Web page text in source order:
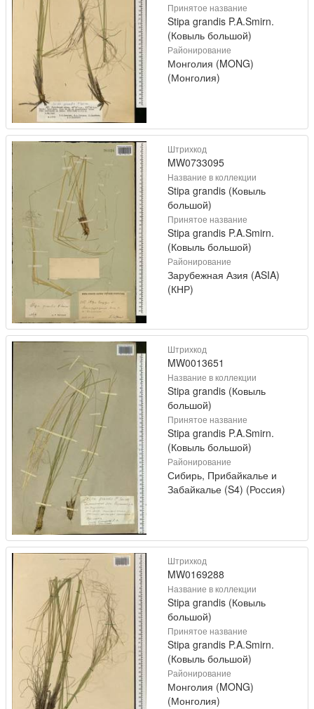
Принятое название
Stipa grandis P.A.Smirn.
(Ковыль большой)
Районирование
Монголия (MONG)
(Монголия)
Штрихкод
MW0733095
Название в коллекции
Stipa grandis (Ковыль
большой)
Принятое название
Stipa grandis P.A.Smirn.
(Ковыль большой)
Районирование
Зарубежная Азия (ASIA)
(КНР)
Штрихкод
MW0013651
Название в коллекции
Stipa grandis (Ковыль
большой)
Принятое название
Stipa grandis P.A.Smirn.
(Ковыль большой)
Районирование
Сибирь, Прибайкалье и
Забайкалье (S4) (Россия)
Штрихкод
MW0169288
Название в коллекции
Stipa grandis (Ковыль
большой)
Принятое название
Stipa grandis P.A.Smirn.
(Ковыль большой)
Районирование
Монголия (MONG)
(Монголия)